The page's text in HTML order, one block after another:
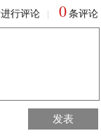
行评论 0 条评论
发表